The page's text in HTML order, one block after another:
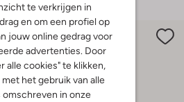
te verkrijgen in
en om een profiel op
jouw online gedrag voor
advertenties. Door
alle cookies" te klikken,
het gebruik van alle
omschreven in onze